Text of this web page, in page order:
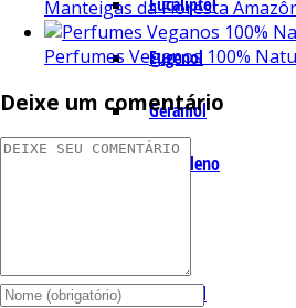
Eugenol
Geraniol
Humuleno
Lemonal
Manteigas da Floresta
Perfumes Veganos 100%
Deixe um comentário